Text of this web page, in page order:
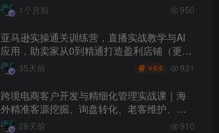
1个月前 950
亚马逊实操通关训练营，直播实战教学与AI
应用，助卖家从0到精通打造盈利店铺（更新
7月3日）
35天前 ￥6.6 931
跨境电商客户开发与精细化管理实战课｜海
外精准客源挖掘、询盘转化、老客维护、客
户分层全流程落地教程
28天前 910